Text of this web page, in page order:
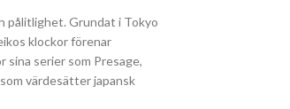
pålitlighet. Grundat i Tokyo
klockor förenar
serier som Presage,
värdesätter japansk